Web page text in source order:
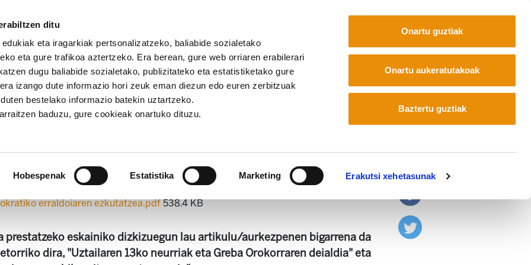
ditu
eta iragarkiak pertsonalizatzeko, baliabide sozialetako
eta gure trafikoa aztertzeko. Era berean, gure web orriaren erabilerari
dugu baliabide sozialetako, publizitateko eta estatistiketako gure
izango dute informazio hori zeuk eman diezun edo euren zerbitzuak
bestelako informazio batekin uztartzeko.
baduzu, gure cookieak onartuko dituzu.
Hobespenak Estatistika Marketing Erakutsi xehetasunak
Onartu guztiak
Onartu aukeratutakoak
Baztertu guztiak
demokrazia krisi erraldoiaren ezkutaketa
krisi erraldoiaren ezkutaketa
erraldoiaren ezkutatzea.pdf538.4 KB
prestatzeko eskainiko dizkizuegun lau artikulu/aurkezpenen bigarrena da
dira, "Uztailaren 13ko neurriak eta Greba Orokorraren deialdia" eta